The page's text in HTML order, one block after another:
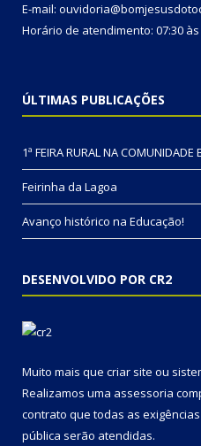
E-mail:
Horário de atendimento: 07:30 às
ÚLTIMAS PUBLICAÇÕES
1ª FEIRA RURAL NA COMUNIDADE
Feirinha da Lagoa
Avanço histórico na Educação!
DESENVOLVIDO POR CR2
Muito mais que criar site ou
Realizamos uma assessoria
contrato que todas as
pública serão atendidas.